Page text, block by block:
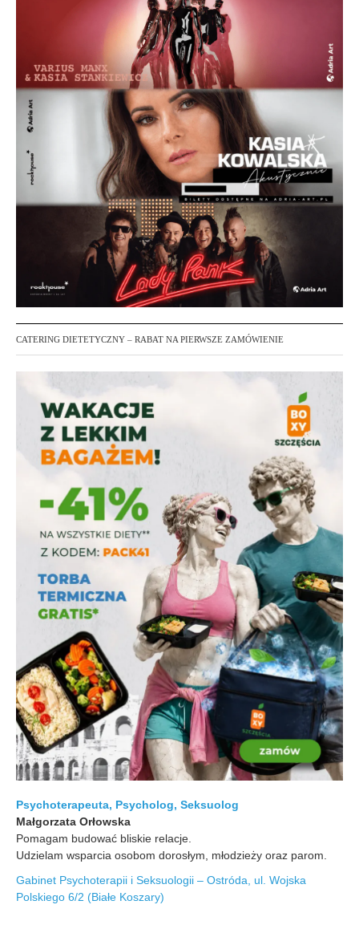
CATERING DIETETYCZNY – RABAT NA PIERWSZE ZAMÓWIENIE
Psychoterapeuta, Psycholog, Seksuolog
Małgorzata Orłowska
Pomagam budować bliskie relacje.
Udzielam wsparcia osobom dorosłym, młodzieży oraz parom.
Gabinet Psychoterapii i Seksuologii – Ostróda, ul. Wojska
Polskiego 6/2 (Białe Koszary)